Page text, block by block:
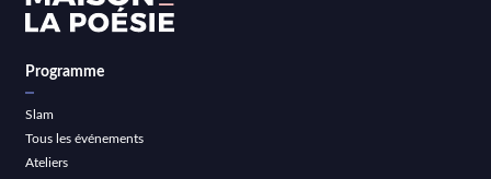
Programme
Slam
Tous les événements
Ateliers